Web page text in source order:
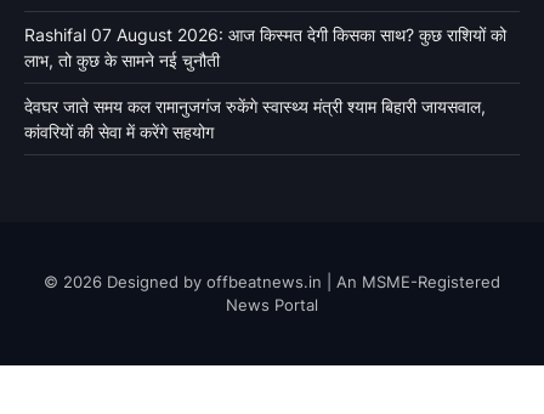
Rashifal 07 August 2026: आज किस्मत देगी किसका साथ? कुछ राशियों को
लाभ, तो कुछ के सामने नई चुनौती
देवघर जाते समय कल रामानुजगंज रुकेंगे स्वास्थ्य मंत्री श्याम बिहारी जायसवाल,
कांवरियों की सेवा में करेंगे सहयोग
© 2026 Designed by offbeatnews.in | An MSME-Registered
News Portal